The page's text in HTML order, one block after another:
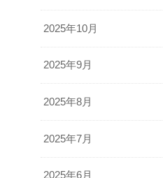
2025年10月
2025年9月
2025年8月
2025年7月
2025年6月